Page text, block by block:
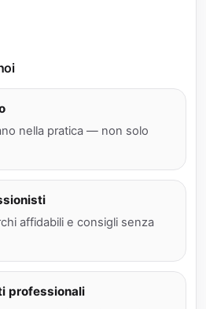
nella pratica — non solo
affidabili e consigli senza
professionali